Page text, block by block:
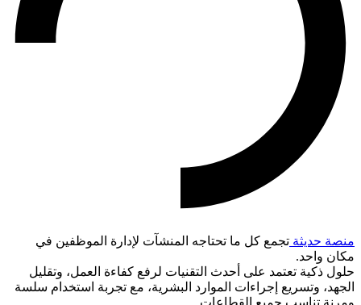
منصة حديثة تجمع كل ما تحتاجه المنشآت لإدارة الموظفين في
مكان واحد.
حلول ذكية تعتمد على أحدث التقنيات لرفع كفاءة العمل، وتقليل
الجهد، وتسريع إجراءات الموارد البشرية، مع تجربة استخدام سلسة
ومرنة تناسب جميع القطاعات.